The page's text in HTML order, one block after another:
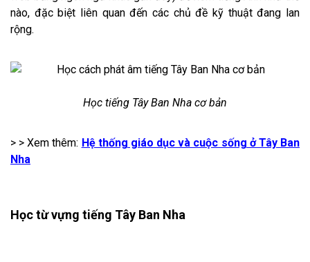
nào, đặc biệt liên quan đến các chủ đề kỹ thuật đang lan
rộng.
Học tiếng Tây Ban Nha cơ bản
> > Xem thêm: Hệ thống giáo dục và cuộc sống ở Tây Ban
Nha
Học từ vựng tiếng Tây Ban Nha